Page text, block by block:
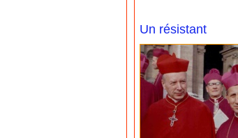
Un résistant